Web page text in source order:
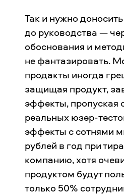
Так и нужно
до руководства —
обоснования и
не фантазировать.
продакты иногда
защищая продукт,
эффекты, пропуская
реальных юзер-
эффекты с сотнями
рублей в год при
компанию, хотя
продуктом будут
только 50%